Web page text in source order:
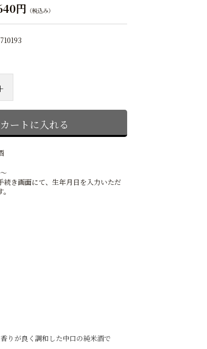
円 （税込み）
カートに入れる
続き画面にて、生年月日を入力いただ
りが良く調和した中口の純米酒で